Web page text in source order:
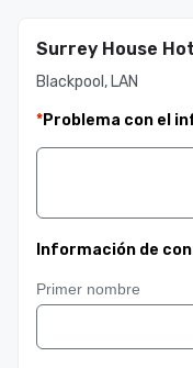
Surrey House
Blackpool, LAN
*Problema con el
Información de
Primer nombre